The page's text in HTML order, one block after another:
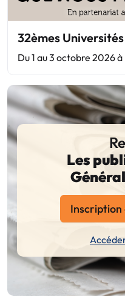
32èmes
Du 1 au 3 octobre 2026 à
Les
Inscription